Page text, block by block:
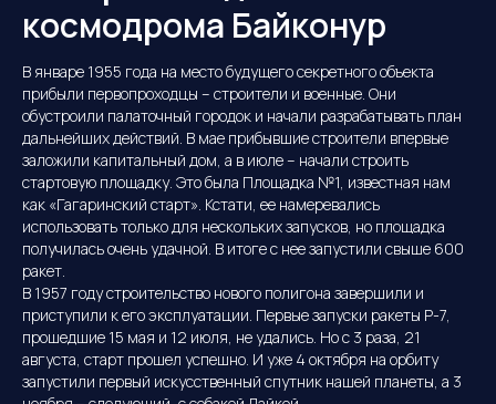
космодрома Байконур
В январе 1955 года на место будущего секретного объекта
прибыли первопроходцы – строители и военные. Они
обустроили палаточный городок и начали разрабатывать план
дальнейших действий. В мае прибывшие строители впервые
заложили капитальный дом, а в июле – начали строить
стартовую площадку. Это была Площадка №1, известная нам
как «Гагаринский старт». Кстати, ее намеревались
использовать только для нескольких запусков, но площадка
получилась очень удачной. В итоге с нее запустили свыше 600
ракет.
В 1957 году строительство нового полигона завершили и
приступили к его эксплуатации. Первые запуски ракеты Р-7,
прошедшие 15 мая и 12 июля, не удались. Но с 3 раза, 21
августа, старт прошел успешно. И уже 4 октября на орбиту
запустили первый искусственный спутник нашей планеты, а 3